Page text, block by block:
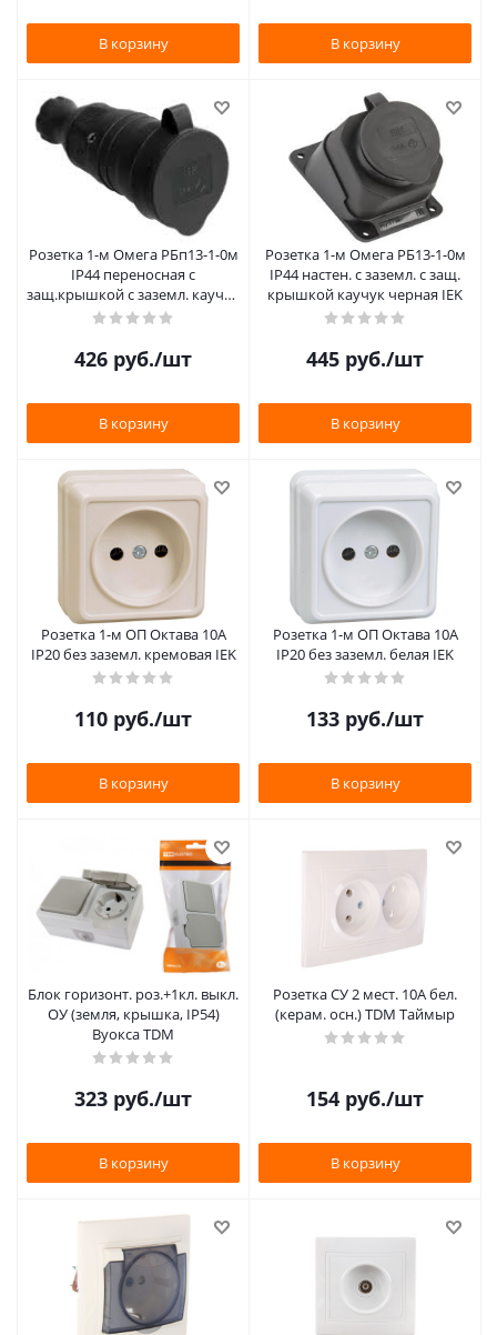
В корзину В корзину
Розетка 1-м Омега РБп13-1-0м
IP44 переносная с
защ.крышкой с заземл. каучук
черная IEK
426 руб./шт
В корзину
Розетка 1-м Омега РБ13-1-0м
IP44 настен. с заземл. с защ.
крышкой каучук черная IEK
445 руб./шт
В корзину
Розетка 1-м ОП Октава 10А
IP20 без заземл. кремовая IEK
110 руб./шт
В корзину
Розетка 1-м ОП Октава 10А
IP20 без заземл. белая IEK
133 руб./шт
В корзину
Блок горизонт. роз.+1кл. выкл.
ОУ (земля, крышка, IP54)
Вуокса TDM
323 руб./шт
В корзину
Розетка СУ 2 мест. 10А бел.
(керам. осн.) TDM Таймыр
154 руб./шт
В корзину